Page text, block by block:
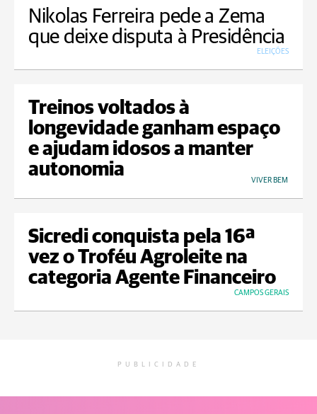
Nikolas Ferreira pede a Zema
que deixe disputa à Presidência
ELEIÇÕES
Treinos voltados à
longevidade ganham espaço
e ajudam idosos a manter
autonomia
VIVER BEM
Sicredi conquista pela 16ª
vez o Troféu Agroleite na
categoria Agente Financeiro
CAMPOS GERAIS
PUBLICIDADE